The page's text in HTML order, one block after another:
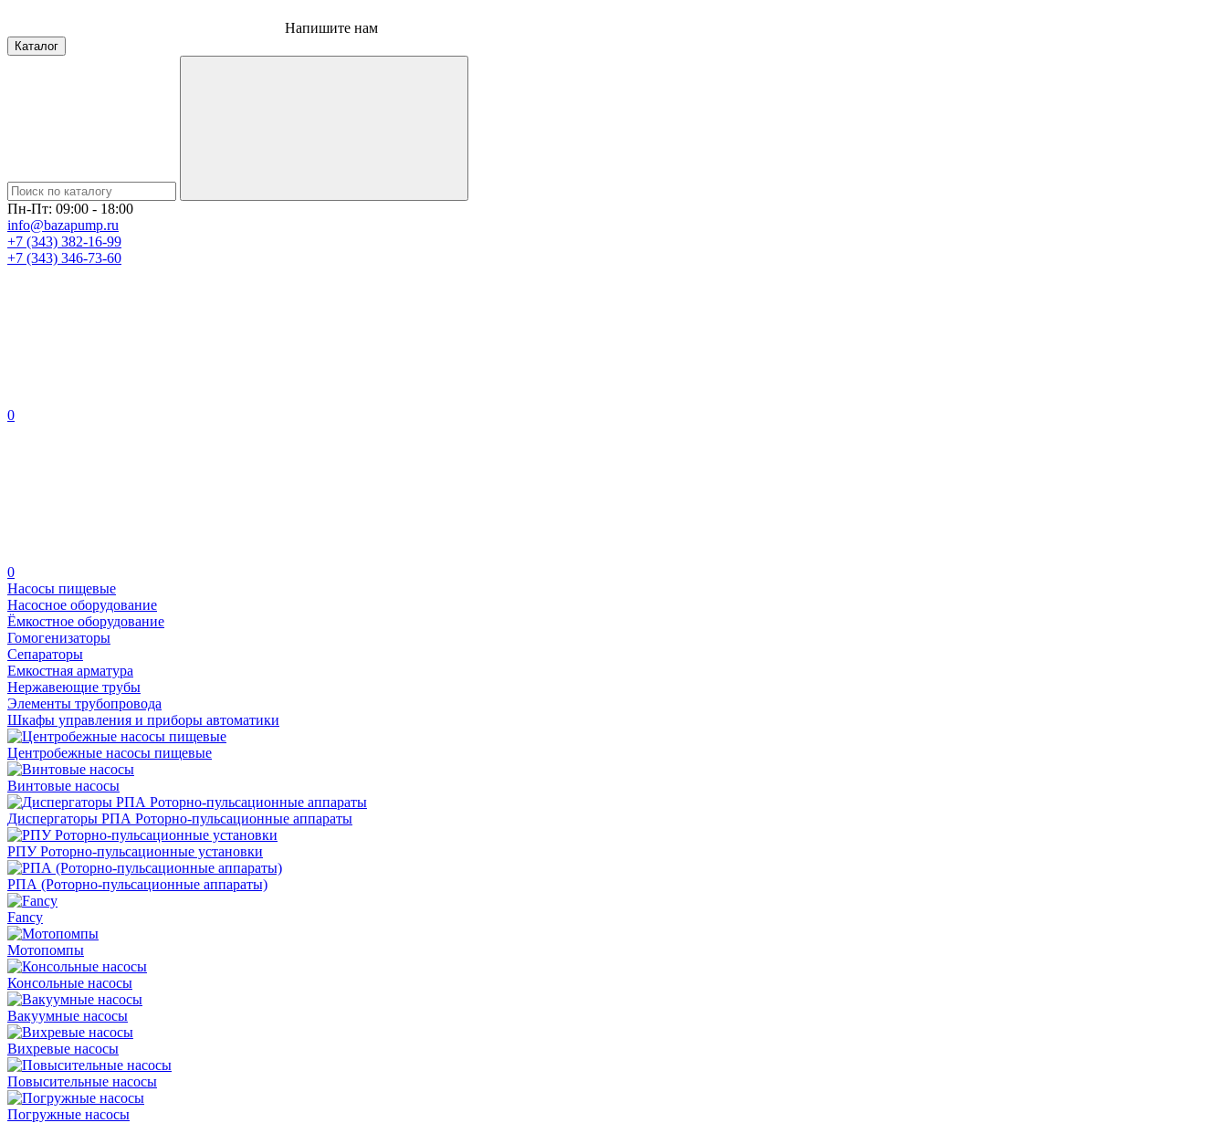
Напишите нам
Каталог
Пн-Пт: 09:00 - 18:00
info@bazapump.ru
+7 (343) 382-16-99
+7 (343) 346-73-‬60
0
0
Насосы пищевые
Насосное оборудование
Ёмкостное оборудование
Гомогенизаторы
Сепараторы
Емкостная арматура
Нержавеющие трубы
Элементы трубопровода
Шкафы управления и приборы автоматики
Центробежные насосы пищевые
Винтовые насосы
Диспергаторы РПА Роторно-пульсационные аппараты
РПУ Роторно-пульсационные установки
РПА (Роторно-пульсационные аппараты)
Fancy
Мотопомпы
Консольные насосы
Вакуумные насосы
Вихревые насосы
Повысительные насосы
Погружные насосы